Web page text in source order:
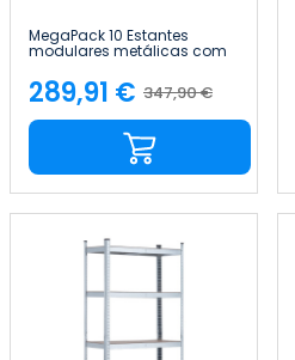
MegaPack 10 Estantes
modulares metálicas com
prateadas, 90 x 40 x 180 cm
7house
Preço
normal
347,90 €
Preço
289,91 €